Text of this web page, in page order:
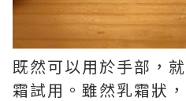
既然可以用於手部，
霜試用。雖然乳霜狀